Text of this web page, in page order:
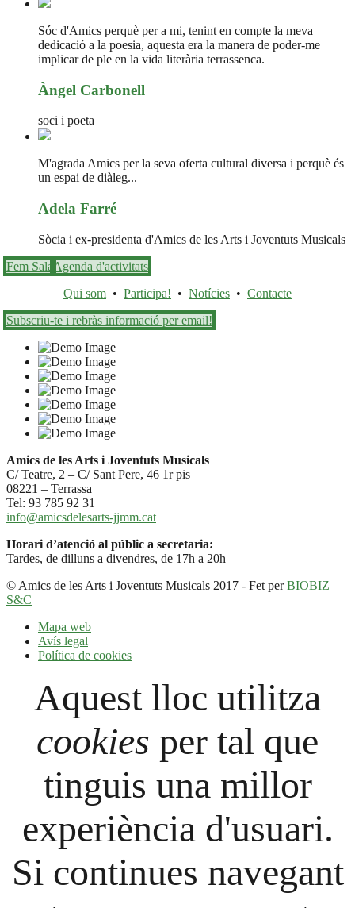
Sóc d'Amics perquè per a mi, tenint en compte la meva
dedicació a la poesia, aquesta era la manera de poder-me
implicar de ple en la vida literària terrassenca.
Àngel Carbonell
soci i poeta
M'agrada Amics per la seva oferta cultural diversa i perquè és
un espai de diàleg...
Adela Farré
Sòcia i ex-presidenta d'Amics de les Arts i Joventuts Musicals
Fem Sala Agenda d'activitats
Qui som • Participa! • Notícies • Contacte
Subscriu-te i rebràs informació per email!
Amics de les Arts i Joventuts Musicals
C/ Teatre, 2 – C/ Sant Pere, 46 1r pis
08221 – Terrassa
Tel: 93 785 92 31
info@amicsdelesarts-jjmm.cat
Horari d’atenció al públic a secretaria:
Tardes, de dilluns a divendres, de 17h a 20h
© Amics de les Arts i Joventuts Musicals 2017 - Fet perBIOBIZ
S&C
Mapa web
Avís legal
Política de cookies
Aquest lloc utilitza
cookies per tal que
tinguis una millor
experiència d'usuari.
Si continues navegant